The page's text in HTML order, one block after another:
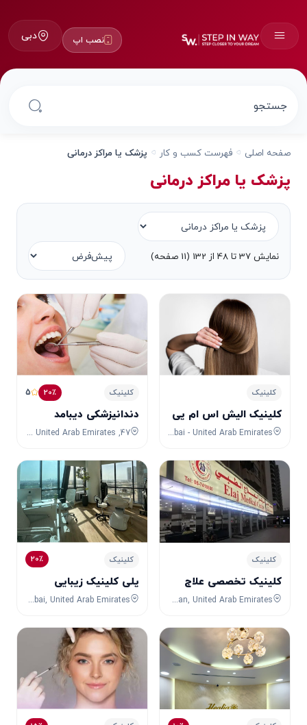
نصب اپ دبی
صفحه اصلی فهرست کسب و کار پزشک یا مراکز درمانی
پزشک یا مراکز درمانی
نمایش 37 تا 48 از 132 (11 صفحه)
کلینیک
کلینیک الیش اس ام پی
Sheikh Zayed Road - Dubai - United Arab Emirates
کلینیک 20٪ 5
دندانپزشکی دیبامد
47, 58a Street, Al Wasl, Dubai, Dubai, United Arab Emirates
کلینیک
کلینیک تخصصی علاج
Ajman One Tower Bus Stop 2, Al Rumailah, Ajman, Ajman, United Arab Emirates
کلینیک 20٪
پلی كلينیک زيبایی
57H8+5VR, Business Bay, Dubai, Dubai, United Arab Emirates